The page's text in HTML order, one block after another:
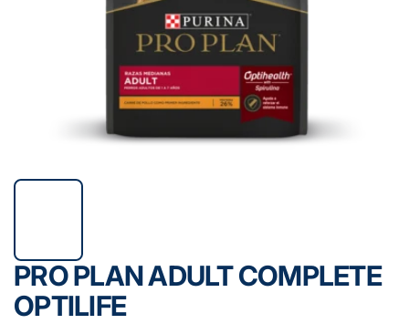
PRO PLAN ADULT COMPLETE
OPTILIFE